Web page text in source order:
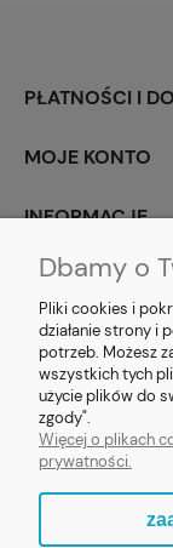
PŁATNOŚCI I
MOJE KONTO
INFORMACJE
SOCIAL MEDIA
E-prezent.org|
1133029322 |
Dbamy o
Pliki cookies i
działanie strony i
potrzeb. Możesz
wszystkich tych
użycie plików do
zgody".
Więcej o plikach
prywatności.